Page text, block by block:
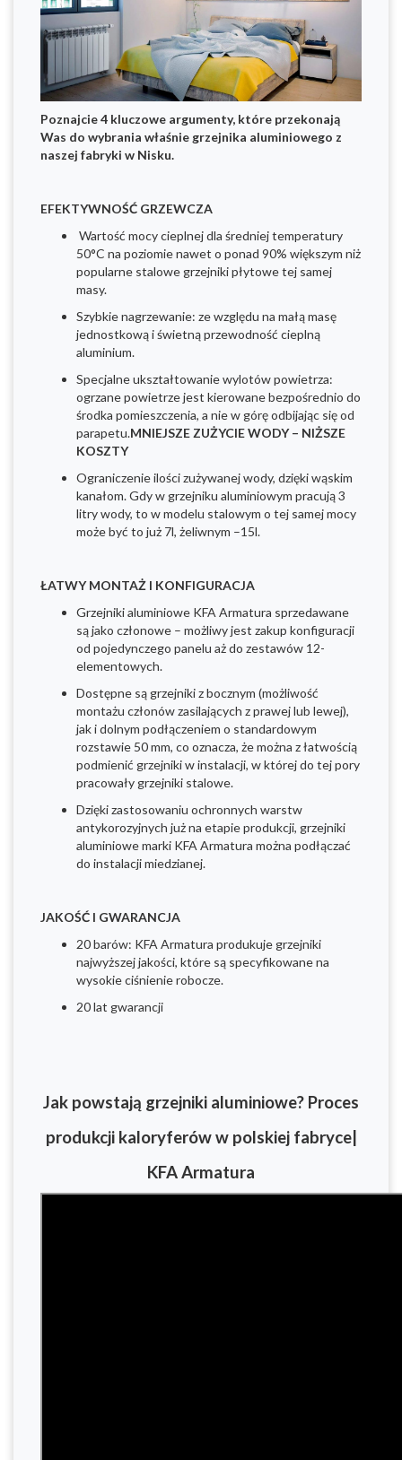
Poznajcie 4 kluczowe argumenty, które przekonają
Was do wybrania właśnie grzejnika aluminiowego z
naszej fabryki w Nisku.
EFEKTYWNOŚĆ GRZEWCZA
Wartość mocy cieplnej dla średniej temperatury
50°C na poziomie nawet o ponad 90% większym niż
popularne stalowe grzejniki płytowe tej samej
masy.
Szybkie nagrzewanie: ze względu na małą masę
jednostkową i świetną przewodność cieplną
aluminium.
Specjalne ukształtowanie wylotów powietrza:
ogrzane powietrze jest kierowane bezpośrednio do
środka pomieszczenia, a nie w górę odbijając się od
parapetu.MNIEJSZE ZUŻYCIE WODY – NIŻSZE
KOSZTY
Ograniczenie ilości zużywanej wody, dzięki wąskim
kanałom. Gdy w grzejniku aluminiowym pracują 3
litry wody, to w modelu stalowym o tej samej mocy
może być to już 7l, żeliwnym –15l.
ŁATWY MONTAŻ I KONFIGURACJA
Grzejniki aluminiowe KFA Armatura sprzedawane
są jako członowe – możliwy jest zakup konfiguracji
od pojedynczego panelu aż do zestawów 12-
elementowych.
Dostępne są grzejniki z bocznym (możliwość
montażu członów zasilających z prawej lub lewej),
jak i dolnym podłączeniem o standardowym
rozstawie 50 mm, co oznacza, że można z łatwością
podmienić grzejniki w instalacji, w której do tej pory
pracowały grzejniki stalowe.
Dzięki zastosowaniu ochronnych warstw
antykorozyjnych już na etapie produkcji, grzejniki
aluminiowe marki KFA Armatura można podłączać
do instalacji miedzianej.
JAKOŚĆ I GWARANCJA
20 barów: KFA Armatura produkuje grzejniki
najwyższej jakości, które są specyfikowane na
wysokie ciśnienie robocze.
20 lat gwarancji
Jak powstają grzejniki aluminiowe? Proces
produkcji kaloryferów w polskiej fabryce|
KFA Armatura